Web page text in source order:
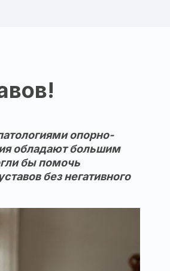
опорно-
обладают большим
бы помочь
без негативного